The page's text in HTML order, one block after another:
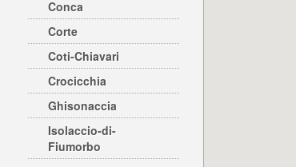
Conca
Corte
Coti-Chiavari
Crocicchia
Ghisonaccia
Isolaccio-di-
Fiumorbo